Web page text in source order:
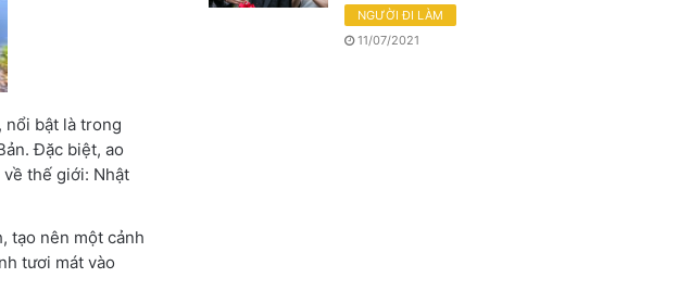
nổi bật là trong
Đặc biệt, ao
thế giới: Nhật
tạo nên một cảnh
tươi mát vào
NGƯỜI ĐI LÀM
11/07/2021